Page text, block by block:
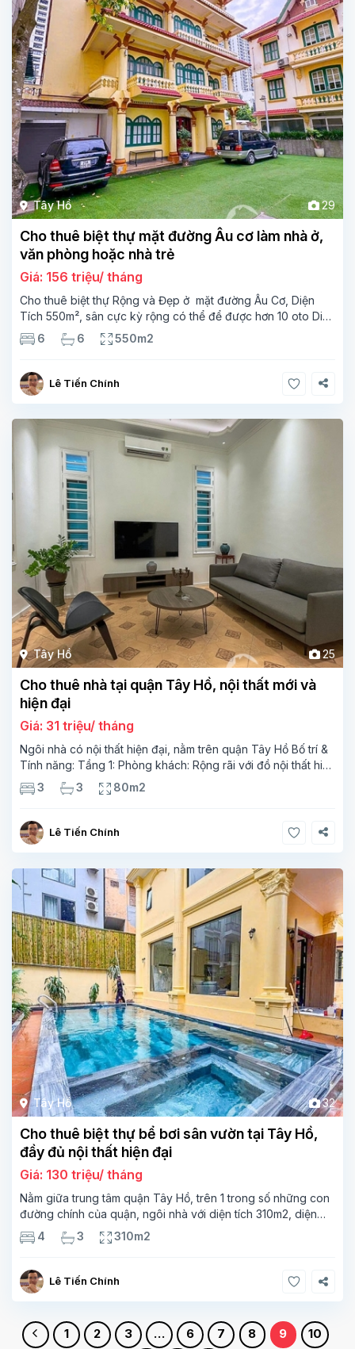
Tây Hồ 29
Cho thuê biệt thự mặt đường Âu cơ làm nhà ở,
văn phòng hoặc nhà trẻ
Giá: 156 triệu/ tháng
Cho thuê biệt thự Rộng và Đẹp ở mặt đường Âu Cơ, Diện
Tích 550m², sân cực kỳ rộng có thể để được hơn 10 oto Diện
tích xây dựng lên tới 150m2 bao gồm 6 phòng ngủ, 6 phòng
tắm,
6 6 550m2
Lê Tiến Chính
Tây Hồ 25
Cho thuê nhà tại quận Tây Hồ, nội thất mới và
hiện đại
Giá: 31 triệu/ tháng
Ngôi nhà có nội thất hiện đại, nằm trên quận Tây Hồ Bố trí &
Tính năng: Tầng 1: Phòng khách: Rộng rãi với đồ nội thất hiện
đại, bộ ghế sofa và TV thông minh Bếp & Phòng ăn: Bếp mở
với lò
3 3 80m2
Lê Tiến Chính
Tây Hồ 32
Cho thuê biệt thự bể bơi sân vườn tại Tây Hồ,
đầy đủ nội thất hiện đại
Giá: 130 triệu/ tháng
Nằm giữa trung tâm quận Tây Hồ, trên 1 trong số những con
đường chính của quận, ngôi nhà với diện tích 310m2, diện
tích xây dựng lên đến 110m2, rộng rãi. Ngôi nhà có bể bơi và
sân vườn rộng
4 3 310m2
Lê Tiến Chính
1 2 3 … 6 7 8 9
10